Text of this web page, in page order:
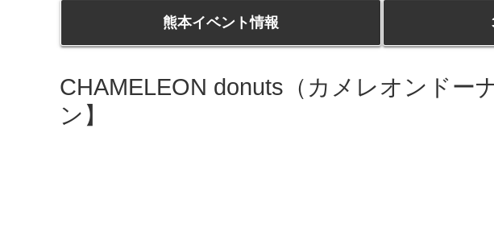
熊本イベント情報
CHAMELEON donuts（カメレオンドー
ン】